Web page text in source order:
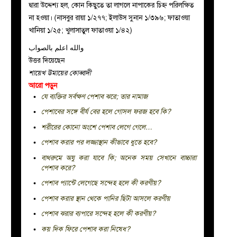
প্রশ্ন
করুন
দ্বারা উদ্দেশ্য হল, কোন কিছুতে তা লাগলে নাপাকের চিহ্ন পরিলক্ষিত
না হওয়া। (নাসবুর রায়া ১/২৭৭; ইলাউস সুনান ১/৩৯৬; ফাতাওয়া
খানিয়া ১/২৫; খুলাসাতুল ফাতাওয়া ১/৪২)
والله اعلم بالصواب
উত্তর দিয়েছেন
শায়েখ উমায়ের কোব্বাদী
আরো পড়ুন
যে ব্যক্তির সর্বক্ষণ পেশাব ঝরে; তার নামাজ
পেশাবের সঙ্গে বীর্য বের হলে গোসল ফরজ হবে কি?
শরীরের কোনো অংশে পেশাব লেগে গেলে…
পেশাব করার পর লজ্জাস্থান কীভাবে ধুতে হবে?
বাথরুমে অযু করা যাবে কি; অনেক সময় সেখানে বাচ্চারা
পেশাব করে?
পেশাব প্যান্টে লেগেছে সন্দেহ হলে কী করণীয়?
পেশাব করার স্থান থেকে পানির ছিটা আসলে করণীয়
পেশাব ঝরার ব্যপারে সন্দেহ হলে কী করণীয়?
কয় দিক ফিরে পেশাব করা নিষেধ?